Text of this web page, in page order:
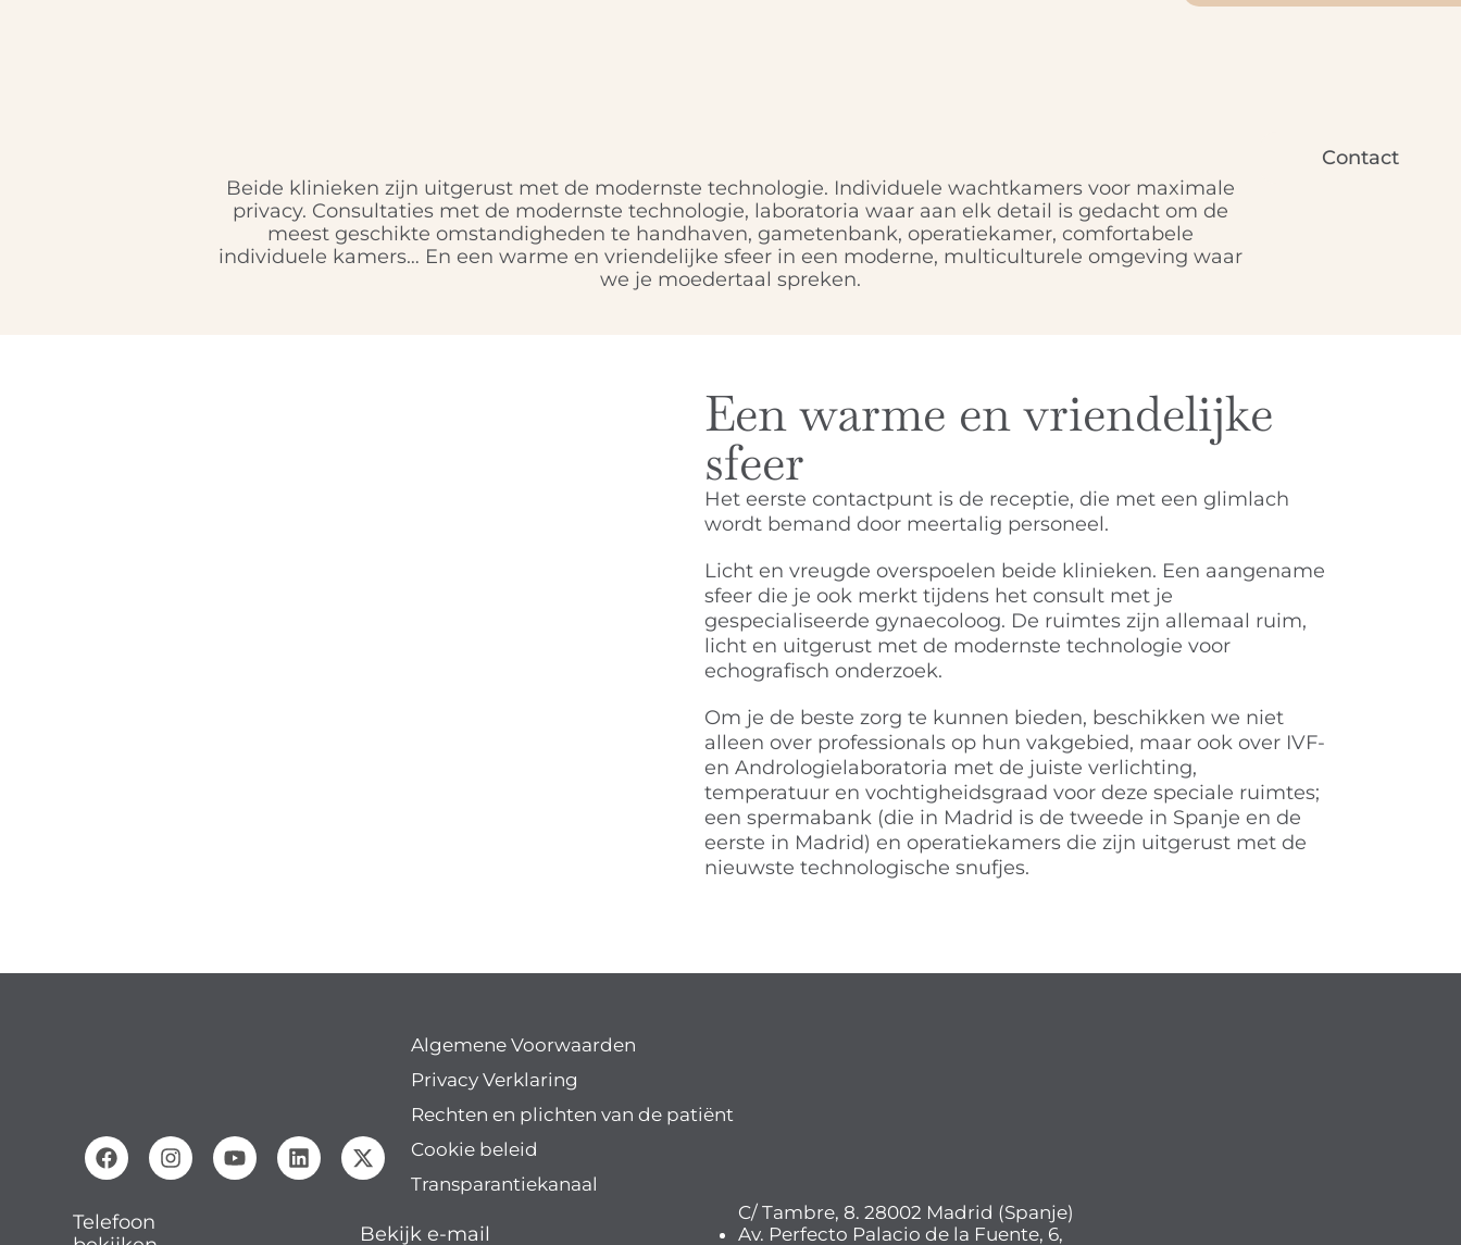
Beide klinieken zijn uitgerust met de modernste technologie. Individuele wachtkamers voor maximale
privacy. Consultaties met de modernste technologie, laboratoria waar aan elk detail is gedacht om de
meest geschikte omstandigheden te handhaven, gametenbank, operatiekamer, comfortabele
individuele kamers… En een warme en vriendelijke sfeer in een moderne, multiculturele omgeving waar
we je moedertaal spreken.
Een warme en vriendelijke
sfeer
Het eerste contactpunt is de receptie, die met een glimlach
wordt bemand door meertalig personeel.
Licht en vreugde overspoelen beide klinieken. Een aangename
sfeer die je ook merkt tijdens het consult met je
gespecialiseerde gynaecoloog. De ruimtes zijn allemaal ruim,
licht en uitgerust met de modernste technologie voor
echografisch onderzoek.
Om je de beste zorg te kunnen bieden, beschikken we niet
alleen over professionals op hun vakgebied, maar ook over IVF-
en Andrologielaboratoria met de juiste verlichting,
temperatuur en vochtigheidsgraad voor deze speciale ruimtes;
een spermabank (die in Madrid is de tweede in Spanje en de
eerste in Madrid) en operatiekamers die zijn uitgerust met de
nieuwste technologische snufjes.
Algemene Voorwaarden
Privacy Verklaring
Rechten en plichten van de patiënt
Cookie beleid
Transparantiekanaal
Telefoon
Bekijk e-mail
C/ Tambre, 8. 28002 Madrid (Spanje)
Av. Perfecto Palacio de la Fuente, 6,
Contact